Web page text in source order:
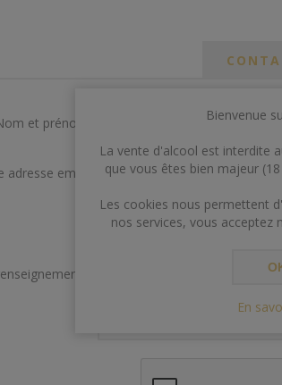
et prénom
adresse email
Bienvenue
La vente d'alcool est interdite
que vous êtes bien majeur
Les cookies nous permettent
nos services, vous acceptez
En